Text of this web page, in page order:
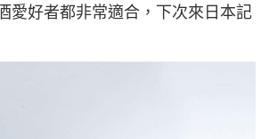
愛好者都非常適合，下次來日本記